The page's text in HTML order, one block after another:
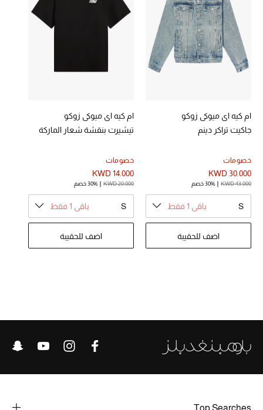
الحقائب
الموسم الجديد
دليل ملتزمات الحقائب
حقائب رجالية
حقائب الأطفال
أبرز المصممين
الموسم الجديد
ام كيه اي ميوكي زوكو
جاكيت تراكر دينم
خصومات
KWD 30.000
KWD 43.000 30% خصم
S باقي 1 فقط
اضف للحقيبة
ام كيه اي ميوكي زوكو
تيشيرت بنقشة شعار الماركة
خصومات
KWD 14.000
KWD 20.000 30% خصم
S باقي 1 فقط
اضف للحقيبة